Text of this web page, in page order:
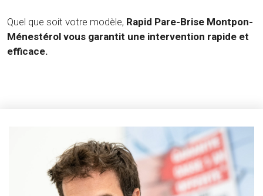
Quel que soit votre modèle, Rapid Pare-Brise Montpon-
Ménestérol vous garantit une intervention rapide et
efficace.